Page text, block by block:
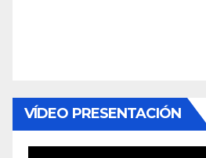
VÍDEO PRESENTACIÓN